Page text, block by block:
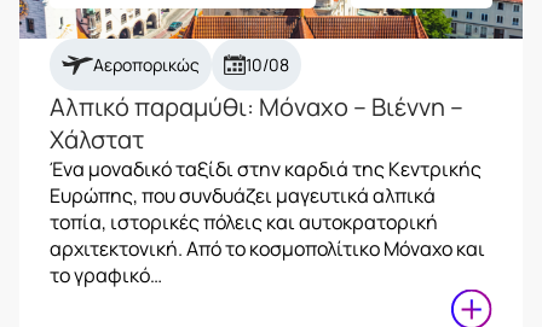
Αεροπορικώς 10/08
Αλπικό παραμύθι: Μόναχο – Βιέννη –
Χάλστατ
Ένα μοναδικό ταξίδι στην καρδιά της Κεντρικής
Ευρώπης, που συνδυάζει μαγευτικά αλπικά
τοπία, ιστορικές πόλεις και αυτοκρατορική
αρχιτεκτονική. Από το κοσμοπολίτικο Μόναχο και
το γραφικό…